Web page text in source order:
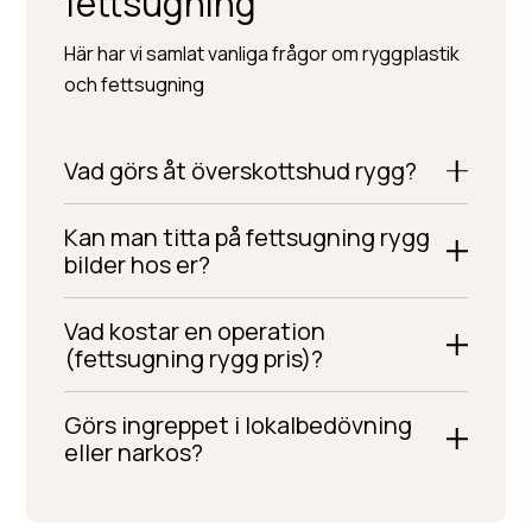
Här har vi samlat vanliga frågor om ryggplastik
och fettsugning
Vad görs åt överskottshud rygg?
Kan man titta på fettsugning rygg
bilder hos er?
Vad kostar en operation
(fettsugning rygg pris)?
Görs ingreppet i lokalbedövning
eller narkos?